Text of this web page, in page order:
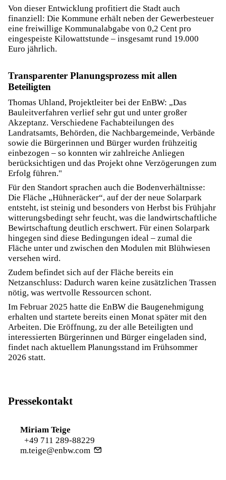
Von dieser Entwicklung profitiert die Stadt auch
finanziell: Die Kommune erhält neben der Gewerbesteuer
eine freiwillige Kommunalabgabe von 0,2 Cent pro
eingespeiste Kilowattstunde – insgesamt rund 19.000
Euro jährlich.
Transparenter Planungsprozess mit allen
Beteiligten
Thomas Uhland, Projektleiter bei der EnBW: „Das
Bauleitverfahren verlief sehr gut und unter großer
Akzeptanz. Verschiedene Fachabteilungen des
Landratsamts, Behörden, die Nachbargemeinde, Verbände
sowie die Bürgerinnen und Bürger wurden frühzeitig
einbezogen – so konnten wir zahlreiche Anliegen
berücksichtigen und das Projekt ohne Verzögerungen zum
Erfolg führen."
Für den Standort sprachen auch die Bodenverhältnisse:
Die Fläche „Hühneräcker“, auf der der neue Solarpark
entsteht, ist steinig und besonders von Herbst bis Frühjahr
witterungsbedingt sehr feucht, was die landwirtschaftliche
Bewirtschaftung deutlich erschwert. Für einen Solarpark
hingegen sind diese Bedingungen ideal – zumal die
Fläche unter und zwischen den Modulen mit Blühwiesen
versehen wird.
Zudem befindet sich auf der Fläche bereits ein
Netzanschluss: Dadurch waren keine zusätzlichen Trassen
nötig, was wertvolle Ressourcen schont.
Im Februar 2025 hatte die EnBW die Baugenehmigung
erhalten und startete bereits einen Monat später mit den
Arbeiten. Die Eröffnung, zu der alle Beteiligten und
interessierten Bürgerinnen und Bürger eingeladen sind,
findet nach aktuellem Planungsstand im Frühsommer
2026 statt.
Pressekontakt
Miriam Teige
+49 711 289-88229
m.teige@enbw.com